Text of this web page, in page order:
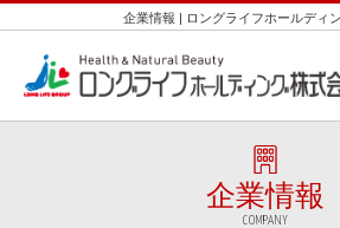
企業情報 | ロングライフホールディ
企業情報
COMPANY